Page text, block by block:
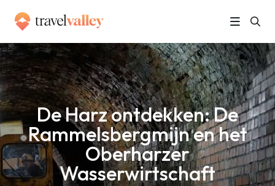
Home » De Harz ontdekken: De Rammelsbergmijn en het Oberharzer Wasserwirtschaft
De Harz ontdekken: De
Rammelsbergmijn en het
Oberharzer
Wasserwirtschaft